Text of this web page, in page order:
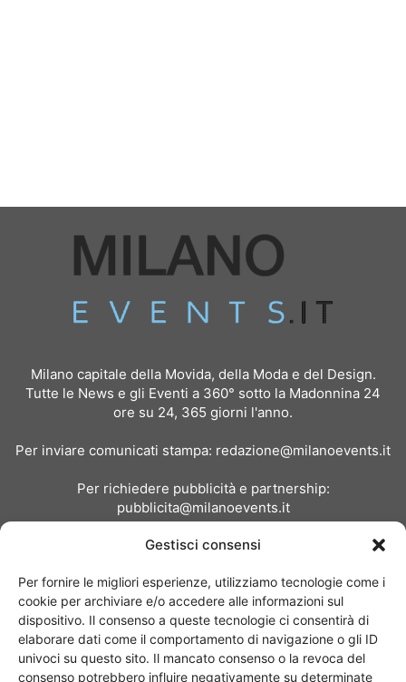
Gestisci consensi
Per fornire le migliori esperienze, utilizziamo tecnologie come i
cookie per archiviare e/o accedere alle informazioni sul
dispositivo. Il consenso a queste tecnologie ci consentirà di
elaborare dati come il comportamento di navigazione o gli ID
univoci su questo sito. Il mancato consenso o la revoca del
consenso potrebbero influire negativamente su determinate
Milano capitale della Movida, della Moda e del Design.
Tutte le News e gli Eventi a 360° sotto la Madonnina 24
ore su 24, 365 giorni l'anno.
Per inviare comunicati stampa: redazione@milanoevents.it
Per richiedere pubblicità e partnership:
pubblicita@milanoevents.it